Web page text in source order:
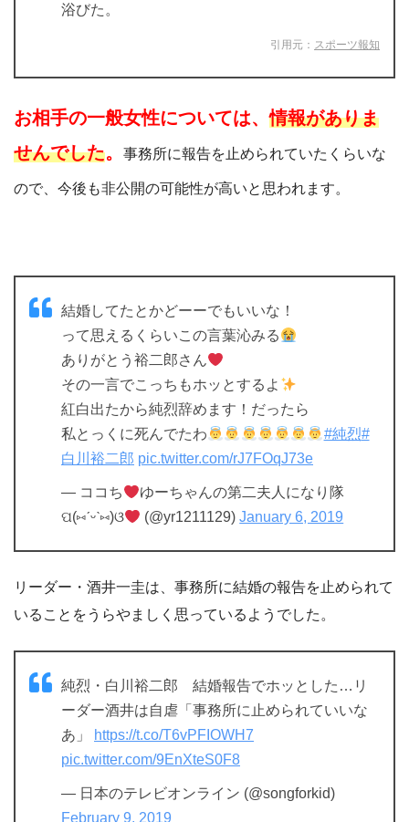
浴びた。
引用元： スポーツ報知
お相手の一般女性については、情報がありま
せんでした。 事務所に報告を止められていたくらいな
ので 、今後も非公開の可能性が高いと思われます。
結婚してたとかどーーでもいいな！
って思えるくらいこの言葉沁みる
ありがとう裕二郎さん
その一言でこっちもホッとするよ
紅白出たから純烈辞めます！だったら
私とっくに死んでたわ
#純烈#
白川裕二郎 pic.twitter.com/rJ7FOqJ73e
— ココち
ゆーちゃんの第二夫人になり隊
ପ(⑅ˊᵕˋ⑅)ଓ
(@yr1211129)January 6, 2019
リーダー・酒井一圭は、事務所に結婚の報告を止められて
いることをうらやましく思っているようでした。
純烈・白川裕二郎 結婚報告でホッとした…リ
ーダー酒井は自虐「事務所に止められていいな
あ」
https://t.co/T6vPFIOWH7
pic.twitter.com/9EnXteS0F8
— 日本のテレビオンライン (@songforkid)
February 9, 2019